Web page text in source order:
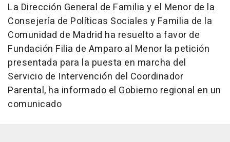
La Dirección General de Familia y el Menor de la
Consejería de Políticas Sociales y Familia de la
Comunidad de Madrid ha resuelto a favor de
Fundación Filia de Amparo al Menor la petición
presentada para la puesta en marcha del
Servicio de Intervención del Coordinador
Parental, ha informado el Gobierno regional en un
comunicado